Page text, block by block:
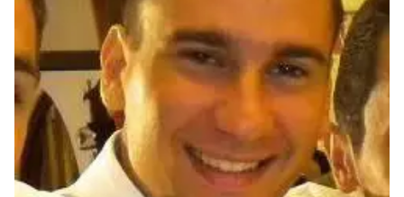
per il Tar, spianando la strada, già da questo sabato, alla
prevista elezione di Luigi Giacco (un altro abbonato ai colpi di
fortuna) alla presidenza dell'Ente